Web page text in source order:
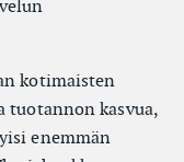
kotimaisten
kasvua,
enemmän